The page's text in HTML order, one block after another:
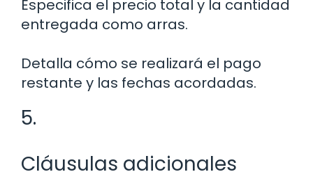
Especifica el precio total y la cantidad
entregada como arras.
Detalla cómo se realizará el pago
restante y las fechas acordadas.
5.
Cláusulas adicionales